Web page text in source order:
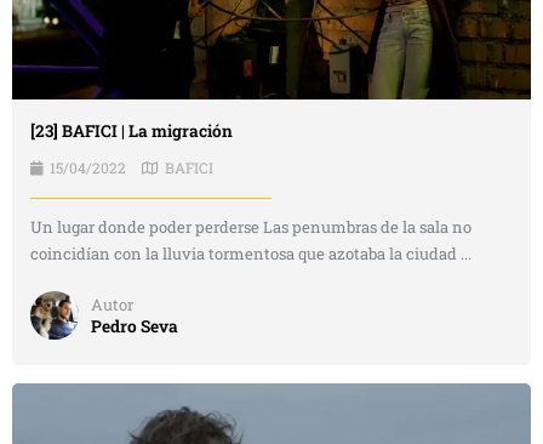
[23] BAFICI | La migración
15/04/2022 BAFICI
Un lugar donde poder perderse Las penumbras de la sala no
coincidían con la lluvia tormentosa que azotaba la ciudad ...
Autor
Pedro Seva